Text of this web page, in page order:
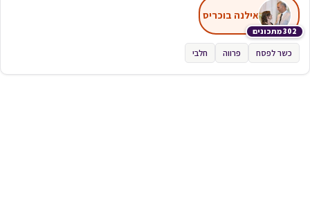
302 מתכונים
אילנה בוכריס
כשר לפסח פרווה חלבי